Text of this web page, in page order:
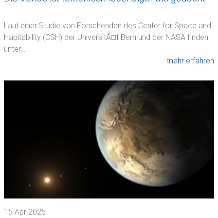
Laut einer Studie von Forschenden des Center for Space and
Habitability (CSH) der UniversitÃ¤t Bern und der NASA finden
unter…
mehr erfahren
15 Apr 2025